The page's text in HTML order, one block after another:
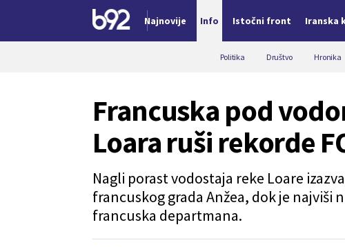
Najnovije Info Istočni front Iranska
Politika Društvo Hronika
Francuska pod
Loara ruši rekorde
Nagli porast vodostaja reke Loare
francuskog grada Anžea, dok je najviši
francuska departmana.